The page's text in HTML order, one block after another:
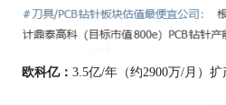
欧科亿： 3.5亿/年（约2900万/月）扩